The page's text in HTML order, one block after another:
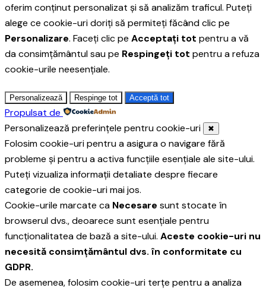
oferim conținut personalizat și să analizăm traficul. Puteți
alege ce cookie-uri doriți să permiteți făcând clic pe
Personalizare. Faceți clic pe Acceptați tot pentru a vă
da consimțământul sau pe Respingeți tot pentru a refuza
cookie-urile neesențiale.
Personalizează Respinge tot Acceptă tot
Propulsat de
Personalizează preferințele pentru cookie-uri
✖
Folosim cookie-uri pentru a asigura o navigare fără
probleme și pentru a activa funcțiile esențiale ale site-ului.
Puteți vizualiza informații detaliate despre fiecare
categorie de cookie-uri mai jos.
Cookie-urile marcate ca Necesare sunt stocate în
browserul dvs., deoarece sunt esențiale pentru
funcționalitatea de bază a site-ului. Aceste cookie-uri nu
necesită consimțământul dvs. în conformitate cu
GDPR.
De asemenea, folosim cookie-uri terțe pentru a analiza